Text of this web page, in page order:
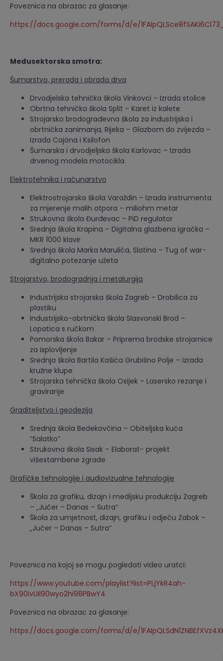
Poveznica na obrazac za glasanje:
https://docs.google.com/forms/d/e/
Međusektorska smotra:
Šumarstvo, prerada i obrada drva
Drvodjelska tehnička škola Vinkovci – Izrada stolice
Obrtna tehnička škola Split – Karet iz kalete
Strojarsko brodograđevna škola za industrijska i
obrtnička zanimanja, Rijeka – Glazbom do zvijezda –
Izrada Cajóna i Ksilofon
Šumarska i drvodjeljska škola Karlovac – Izrada
drvenog modela motocikla
Elektrotehnika i računarstvo
Elektrostrojarska škola Varaždin – Izrada instrumenta
za mjerenje malih otpora – miliohm metar
Strukovna škola Đurđevac – PiD regulator
Srednja škola Krapina – Digitalna glazbena igračka –
MKR 1000 klavir
Srednja škola Marka Marulića, Slatina – Tug of war-
digitalno potezanje užeta
Strojarstvo, brodogradnja i metalurgija
Industrijska strojarska škola Zagreb – Drobilica za
plastiku
Industrijsko-obrtnička škola Slasvonski Brod –
Lopatica s ručkom
Pomorska škola Bakar – Priprema brodske strojarnice
za isplovljenje
Srednja škola Bartila Kašića Grubišno Polje – Izrada
kružne klupe
Strojarska tehnička škola Osijek – Lasersko rezanje i
graviranje
Graditeljstvo i geodezija
Srednja škola Bedekovčina – Obiteljska kuća
“Salatko”
Strukovna škola Sisak – Elaborat- projekt
višestambene zgrade
Grafičke tehnologije i audiovizualne tehnologije
Škola za grafiku, dizajn i medijsku produkciju Zagreb
– „Jučer – Danas – Sutra“
Škola za umjetnost, dizajn, grafiku i odjeću Zabok –
„Jučer – Danas – Sutra“
Poveznica na kojoj se mogu pogledati video uratci:
https://www.youtube.com/playlist?list=PLjYkR4ah-
bX90ivUII90wyo2hi98PBwY4
Poveznica na obrazac za glasanje:
https://docs.google.com/forms/d/e/